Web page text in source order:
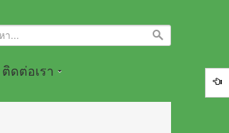
ติดต่อเรา